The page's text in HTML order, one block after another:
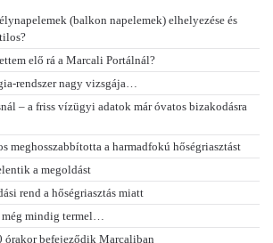
(balkon napelemek) elhelyezése és
elő rá a Marcali Portálnál?
rendszer nagy vizsgája…
– a friss vízügyi adatok már óvatos bizakodásra
meghosszabbította a harmadfokú hőségriasztást
a megoldást
rend a hőségriasztás miatt
mindig termel…
órakor befejeződik Marcaliban